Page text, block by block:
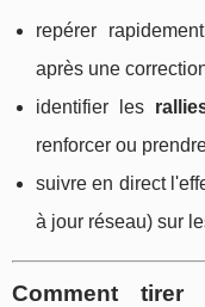
repérer
après une
identifier les
renforcer ou
suivre en direct
à jour réseau) sur
Comment